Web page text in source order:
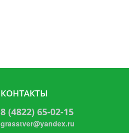
КОНТАКТЫ
8 (4822) 65-02-15
grasstver@yandex.ru